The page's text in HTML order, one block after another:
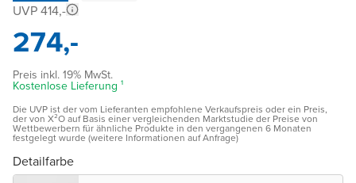
UVP 414,-
274,-
Preis inkl. 19% MwSt.
Kostenlose Lieferung ¹
Die UVP ist der vom Lieferanten empfohlene Verkaufspreis oder ein Preis,
der von X²O auf Basis einer vergleichenden Marktstudie der Preise von
Wettbewerbern für ähnliche Produkte in den vergangenen 6 Monaten
festgelegt wurde (weitere Informationen auf Anfrage)
Detailfarbe